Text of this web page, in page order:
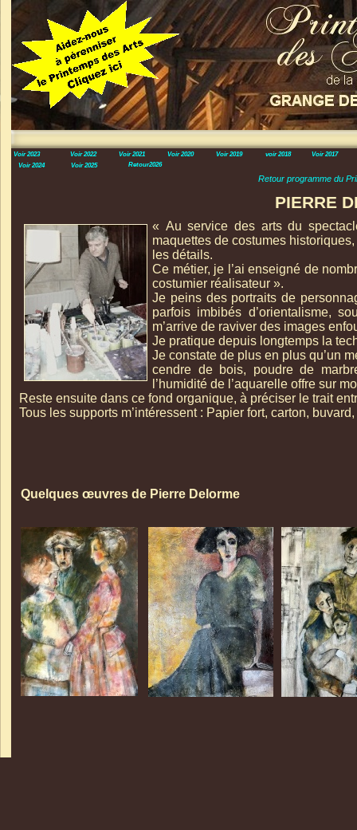
PIERRE
Retour programme du
« Au service des arts du
maquettes de costumes
les détails.
Ce métier, je l’ai enseigné de
costumier réalisateur ».
Je peins des portraits de
parfois imbibés d’orientalisme,
m’arrive de raviver des images
Je pratique depuis longtemps la
Je constate de plus en plus qu’un
cendre de bois, poudre de
l’humidité de l’aquarelle offre sur
Reste ensuite dans ce fond organique, à préciser le trait
Tous les supports m’intéressent : Papier fort, carton,
Quelques œuvres de Pierre Delorme
Voir 2023 Voir 2022 Voir 2021 Voir 2020 Voir 2019 voir 2018
Voir 2017
Voir 2024
Voir 2025 Retour2026